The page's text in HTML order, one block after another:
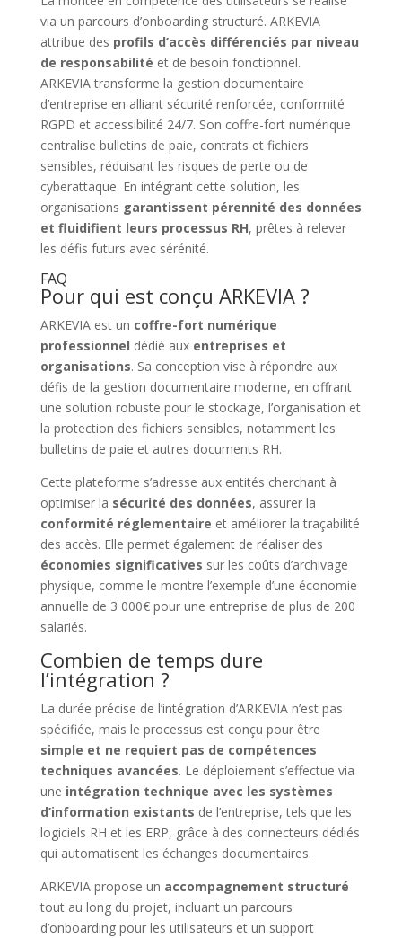
via un parcours d’onboarding structuré. ARKEVIA
attribue des profils d’accès différenciés par niveau
de responsabilité et de besoin fonctionnel.
ARKEVIA transforme la gestion documentaire
d’entreprise en alliant sécurité renforcée, conformité
RGPD et accessibilité 24/7. Son coffre-fort numérique
centralise bulletins de paie, contrats et fichiers
sensibles, réduisant les risques de perte ou de
cyberattaque. En intégrant cette solution, les
organisations garantissent pérennité des données
et fluidifient leurs processus RH, prêtes à relever
les défis futurs avec sérénité.
FAQ
Pour qui est conçu ARKEVIA ?
ARKEVIA est un coffre-fort numérique
professionnel dédié aux entreprises et
organisations. Sa conception vise à répondre aux
défis de la gestion documentaire moderne, en offrant
une solution robuste pour le stockage, l’organisation et
la protection des fichiers sensibles, notamment les
bulletins de paie et autres documents RH.
Cette plateforme s’adresse aux entités cherchant à
optimiser la sécurité des données, assurer la
conformité réglementaire et améliorer la traçabilité
des accès. Elle permet également de réaliser des
économies significatives sur les coûts d’archivage
physique, comme le montre l’exemple d’une économie
annuelle de 3 000€ pour une entreprise de plus de 200
salariés.
Combien de temps dure
l’intégration ?
La durée précise de l’intégration d’ARKEVIA n’est pas
spécifiée, mais le processus est conçu pour être
simple et ne requiert pas de compétences
techniques avancées. Le déploiement s’effectue via
une intégration technique avec les systèmes
d’information existants de l’entreprise, tels que les
logiciels RH et les ERP, grâce à des connecteurs dédiés
qui automatisent les échanges documentaires.
ARKEVIA propose un accompagnement structuré
tout au long du projet, incluant un parcours
d’onboarding pour les utilisateurs et un support